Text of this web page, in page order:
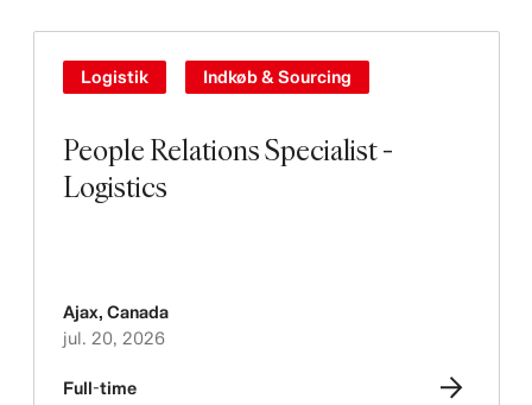
People Relations Specialist -
Logistics
Logistik Indkøb & Sourcing
Ajax, Canada
jul. 20, 2026
Full-time